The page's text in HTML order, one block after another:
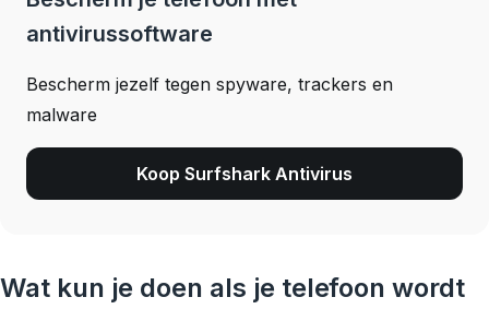
antivirussoftware
Bescherm jezelf tegen spyware, trackers en
malware
Koop Surfshark Antivirus
Wat kun je doen als je telefoon wordt